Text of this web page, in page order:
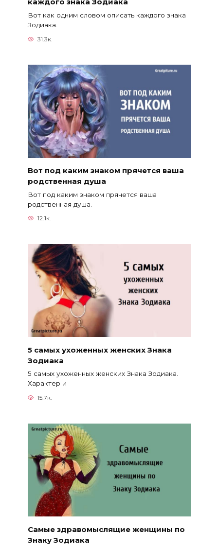
Вот как одним словом описать каждого знака
Зодиака.
31.3к.
Вот под каким знаком прячется ваша
родственная душа
Вот под каким знаком прячется ваша
родственная душа.
12.1к.
5 самых ухоженных женских Знака
Зодиака
5 самых ухоженных женских Знака Зодиака.
Характер и
15.7к.
Самые здравомыслящие женщины по
Знаку Зодиака